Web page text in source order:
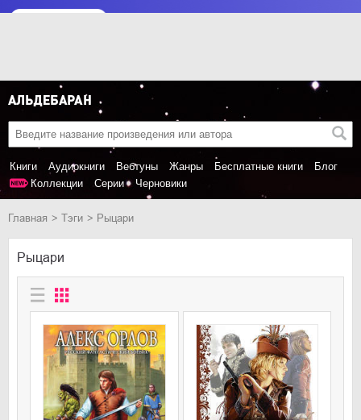
Книги Аудиокниги Вебтуны Жанры Бесплатные книги
Блог
Коллекции
Серии Черновики
Главная Тэги Рыцари
Рыцари